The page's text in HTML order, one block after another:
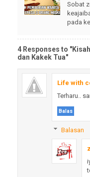
Sobat
pada
4 Responses to
dan Kakek Tua"
Life with
Terharu..
Balas
Balasan